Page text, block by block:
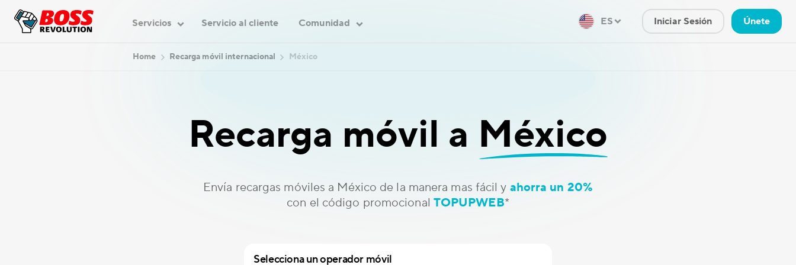
Servicios Servicio al cliente Comunidad ES Iniciar Sesión Únete
Home Recarga móvil internacional México
Recarga móvil a México
Envía recargas móviles a México de la manera mas fácil y ahorra un 20%
con el código promocional TOPUPWEB*
Selecciona un operador móvil